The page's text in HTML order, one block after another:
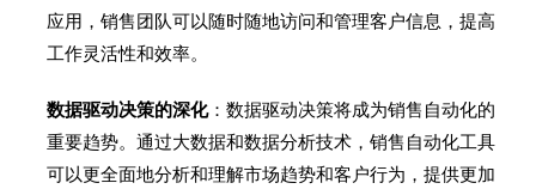
应用，销售团队可以随时随地访问和管理客户信息，提高
工作灵活性和效率。
数据驱动决策的深化：数据驱动决策将成为销售自动化的
重要趋势。通过大数据和数据分析技术，销售自动化工具
可以更全面地分析和理解市场趋势和客户行为，提供更加